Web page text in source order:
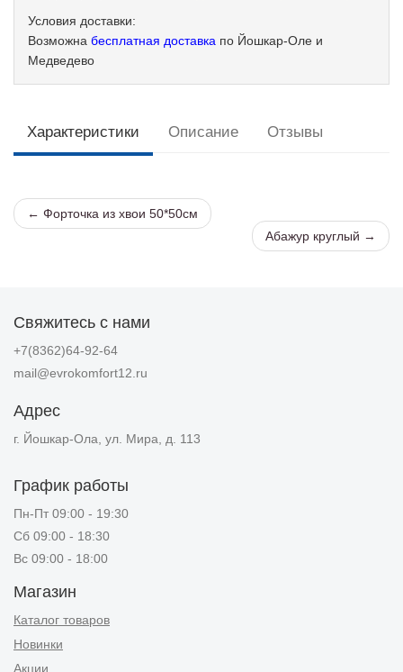
Условия доставки:
Возможна бесплатная доставка по Йошкар-Оле и
Медведево
Характеристики Описание Отзывы
← Форточка из хвои 50*50см
Абажур круглый →
Свяжитесь с нами
+7(8362)64-92-64
mail@evrokomfort12.ru
Адрес
г. Йошкар-Ола, ул. Мира, д. 113
График работы
Пн-Пт 09:00 - 19:30
Сб 09:00 - 18:30
Вс 09:00 - 18:00
Магазин
Каталог товаров
Новинки
Акции